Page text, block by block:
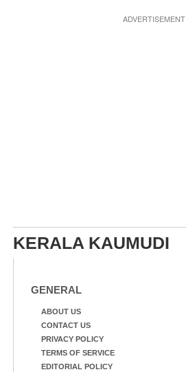
ADVERTISEMENT
KERALA KAUMUDI
GENERAL
ABOUT US
CONTACT US
PRIVACY POLICY
TERMS OF SERVICE
EDITORIAL POLICY